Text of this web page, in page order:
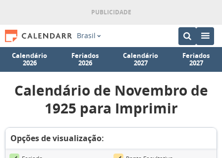
Brasil
Calendário
2026
Feriados
2026
Calendário
2027
Feriados
2027
Calendário de Novembro de
1925 para Imprimir
Opções de visualização: